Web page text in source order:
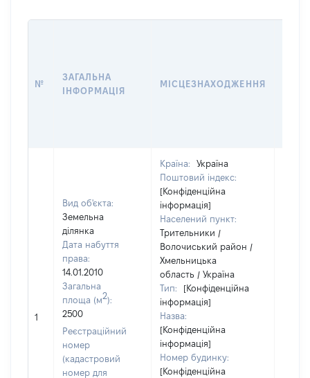
№
ЗАГАЛЬНА
ІНФОРМАЦІЯ
МІСЦЕЗНАХОДЖЕННЯ
1
Вид об'єкта:
Земельна
ділянка
Дата набуття
права:
14.01.2010
Загальна
площа (м2):
2500
Реєстраційний
номер
(кадастровий
номер для
Країна:
Україна
Поштовий індекс:
[Конфіденційна
інформація]
Населений пункт:
Трительники /
Волочиський район /
Хмельницька
область / Україна
Тип:
[Конфіденційна
інформація]
Назва:
[Конфіденційна
інформація]
Номер будинку:
[Конфіденційна